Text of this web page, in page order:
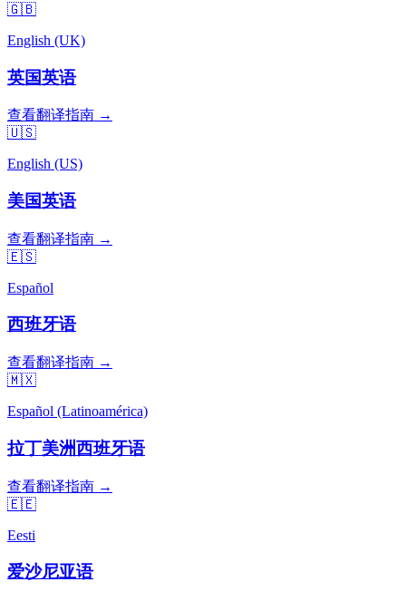
🇬🇧
English (UK)
英国英语
查看翻译指南 →
🇺🇸
English (US)
美国英语
查看翻译指南 →
🇪🇸
Español
西班牙语
查看翻译指南 →
🇲🇽
Español (Latinoamérica)
拉丁美洲西班牙语
查看翻译指南 →
🇪🇪
Eesti
爱沙尼亚语